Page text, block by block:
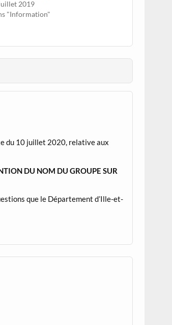
2019
"Information"
du 10 juillet 2020, relative aux
DU NOM DU GROUPE SUR
que le Département d’Ille-et-